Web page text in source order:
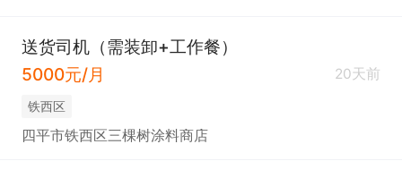
送货司机（需装卸+工作餐）
5000元/月
20天前
铁西区
四平市铁西区三棵树涂料商店